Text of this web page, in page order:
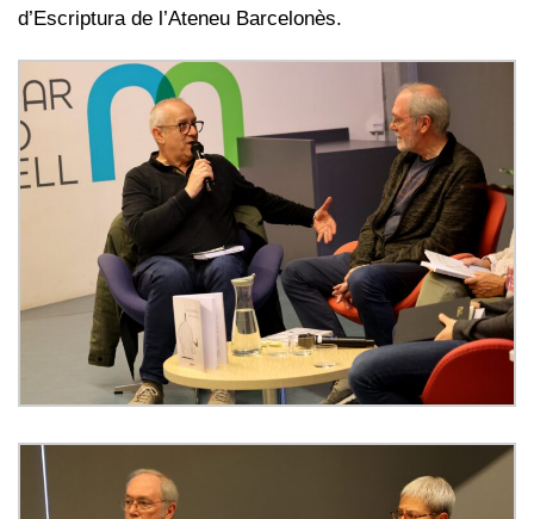
d’Escriptura de l’Ateneu Barcelonès.